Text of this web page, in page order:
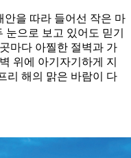
안을 따라 들어선 작은 마
으로 보고 있어도 믿기
마다 아찔한 절벽과 가
위에 아기자기하게 지
리 해의 맑은 바람이 다